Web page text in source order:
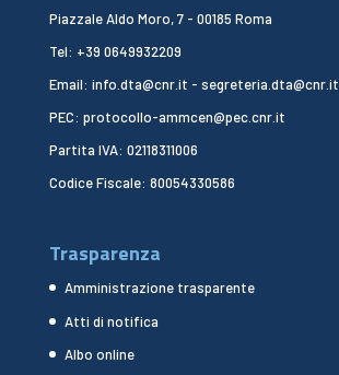
Piazzale Aldo Moro, 7 - 00185 Roma
Tel: +39 0649932209
Email: info.dta@cnr.it - segreteria.dta@cnr.it
PEC: protocollo-ammcen@pec.cnr.it
Partita IVA: 02118311006
Codice Fiscale: 80054330586
Trasparenza
Amministrazione trasparente
Atti di notifica
Albo online